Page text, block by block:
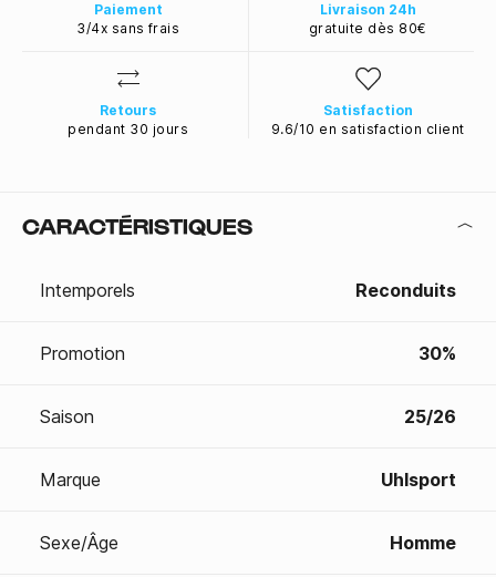
Paiement
3/4x sans frais
Livraison 24h
gratuite dès 80€
Retours
pendant 30 jours
Satisfaction
9.6/10 en satisfaction client
CARACTÉRISTIQUES
Intemporels Reconduits
Promotion 30%
Saison 25/26
Marque Uhlsport
Sexe/Âge Homme